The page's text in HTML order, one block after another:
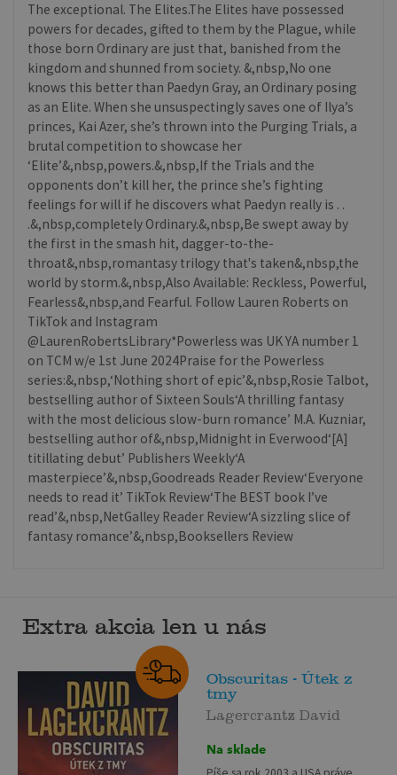
The exceptional. The Elites.The Elites have possessed
powers for decades, gifted to them by the Plague, while
those born Ordinary are just that, banished from the
kingdom and shunned from society. &,nbsp,No one
knows this better than Paedyn Gray, an Ordinary posing
as an Elite. When she unsuspectingly saves one of Ilya’s
princes, Kai Azer, she’s thrown into the Purging Trials, a
brutal competition to showcase her
‘Elite’&,nbsp,powers.&,nbsp,If the Trials and the
opponents don’t kill her, the prince she’s fighting
feelings for will if he discovers what Paedyn really is . .
.&,nbsp,completely Ordinary.&,nbsp,Be swept away by
the first in the smash hit, dagger-to-the-
throat&,nbsp,romantasy trilogy that's taken&,nbsp,the
world by storm.&,nbsp,Also Available: Reckless, Powerful,
Fearless&,nbsp,and Fearful. Follow Lauren Roberts on
TikTok and Instagram
@LaurenRobertsLibrary*Powerless was UK YA number 1
on TCM w/e 1st June 2024Praise for the Powerless
series:&,nbsp,‘Nothing short of epic’&,nbsp,Rosie Talbot,
bestselling author of Sixteen Souls‘A thrilling fantasy
with the most delicious slow-burn romance’ M.A. Kuzniar,
bestselling author of&,nbsp,Midnight in Everwood‘[A]
titillating debut’ Publishers Weekly‘A
masterpiece’&,nbsp,Goodreads Reader Review‘Everyone
needs to read it’ TikTok Review‘The BEST book I’ve
read’&,nbsp,NetGalley Reader Review‘A sizzling slice of
fantasy romance’&,nbsp,Booksellers Review
Extra akcia len u nás
Obscuritas - Útek z
tmy
Lagercrantz David
Na sklade